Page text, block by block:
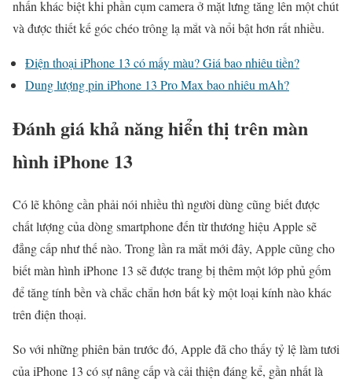
nhấn khác biệt khi phần cụm camera ở mặt lưng tăng lên một chút
và được thiết kế góc chéo trông lạ mắt và nổi bật hơn rất nhiều.
Điện thoại iPhone 13 có mấy màu? Giá bao nhiêu tiền?
Dung lượng pin iPhone 13 Pro Max bao nhiêu mAh?
Đánh giá khả năng hiển thị trên màn
hình iPhone 13
Có lẽ không cần phải nói nhiều thì người dùng cũng biết được
chất lượng của dòng smartphone đến từ thương hiệu Apple sẽ
đẳng cấp như thế nào. Trong lần ra mắt mới đây, Apple cũng cho
biết màn hình iPhone 13 sẽ được trang bị thêm một lớp phủ gốm
để tăng tính bền và chắc chắn hơn bất kỳ một loại kính nào khác
trên điện thoại.
So với những phiên bản trước đó, Apple đã cho thấy tỷ lệ làm tươi
của iPhone 13 có sự nâng cấp và cải thiện đáng kể, gần nhất là